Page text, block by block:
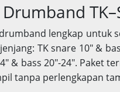
lengkap untuk
TK snare 10″ &
& bass 20″-24″.
tanpa perlengkapan